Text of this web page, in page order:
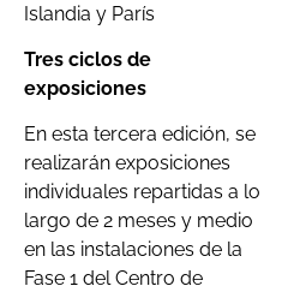
Islandia y París
Tres ciclos de
exposiciones
En esta tercera edición, se
realizarán exposiciones
individuales repartidas a lo
largo de 2 meses y medio
en las instalaciones de la
Fase 1 del Centro de